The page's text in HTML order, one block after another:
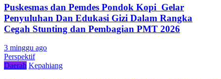
Puskesmas dan Pemdes Pondok Kopi Gelar
Penyuluhan Dan Edukasi Gizi Dalam Rangka
Cegah Stunting dan Pembagian PMT 2026
3 minggu ago
Perspektif
Daerah Kepahiang